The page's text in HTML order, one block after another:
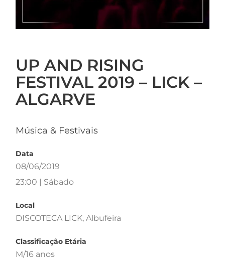
UP AND RISING
FESTIVAL 2019 – LICK –
ALGARVE
Música & Festivais
Data
08/06/2019
23:00 | Sábado
Local
DISCOTECA LICK, Albufeira
Classificação Etária
M/16 anos